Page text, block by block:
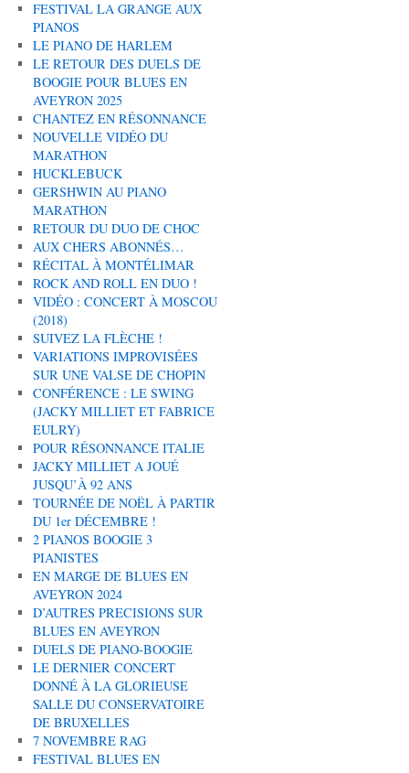
FESTIVAL LA GRANGE AUX
PIANOS
LE PIANO DE HARLEM
LE RETOUR DES DUELS DE
BOOGIE POUR BLUES EN
AVEYRON 2025
CHANTEZ EN RÉSONNANCE
NOUVELLE VIDÉO DU
MARATHON
HUCKLEBUCK
GERSHWIN AU PIANO
MARATHON
RETOUR DU DUO DE CHOC
AUX CHERS ABONNÉS…
RÉCITAL À MONTÉLIMAR
ROCK AND ROLL EN DUO !
VIDÉO : CONCERT À MOSCOU
(2018)
SUIVEZ LA FLÈCHE !
VARIATIONS IMPROVISÉES
SUR UNE VALSE DE CHOPIN
CONFÉRENCE : LE SWING
(JACKY MILLIET ET FABRICE
EULRY)
POUR RÉSONNANCE ITALIE
JACKY MILLIET A JOUÉ
JUSQU’À 92 ANS
TOURNÉE DE NOËL À PARTIR
DU 1er DÉCEMBRE !
2 PIANOS BOOGIE 3
PIANISTES
EN MARGE DE BLUES EN
AVEYRON 2024
D’AUTRES PRECISIONS SUR
BLUES EN AVEYRON
DUELS DE PIANO-BOOGIE
LE DERNIER CONCERT
DONNÉ À LA GLORIEUSE
SALLE DU CONSERVATOIRE
DE BRUXELLES
7 NOVEMBRE RAG
FESTIVAL BLUES EN